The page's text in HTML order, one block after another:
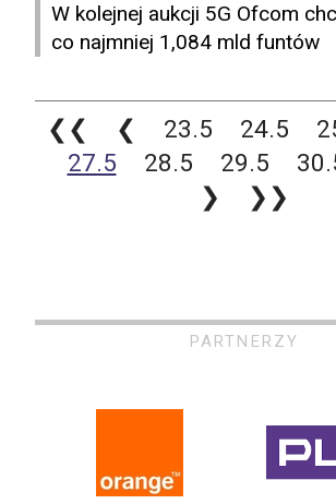
W kolejnej aukcji 5G Ofcom
co najmniej 1,084 mld funtów
❮❮ ❮ 23.5 24.5
27.5
28.5 29.5
❯
❯❯
PARTNERZY